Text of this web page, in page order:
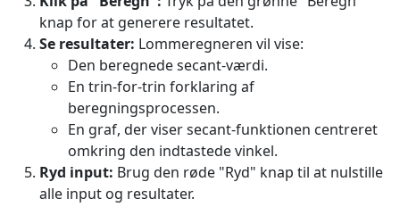
knap for at generere resultatet.
Se resultater: Lommeregneren vil vise:
Den beregnede secant-værdi.
En trin-for-trin forklaring af
beregningsprocessen.
En graf, der viser secant-funktionen centreret
omkring den indtastede vinkel.
Ryd input: Brug den røde "Ryd" knap til at nulstille
alle input og resultater.